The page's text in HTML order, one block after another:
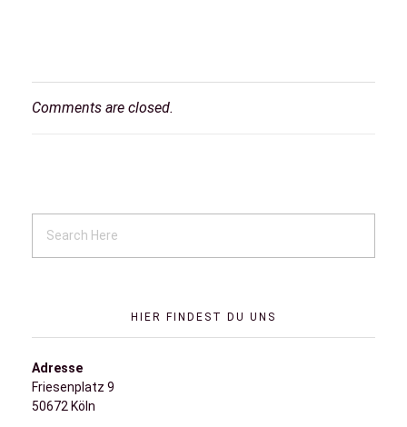
Comments are closed.
HIER FINDEST DU UNS
Adresse
Friesenplatz 9
50672 Köln